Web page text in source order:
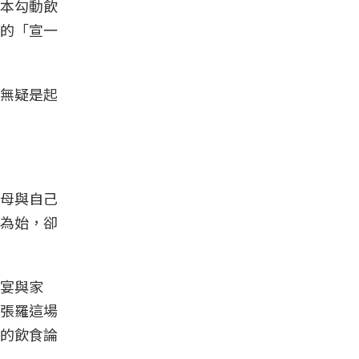
勾動飲
「宣一
疑是起
與自己
始，卻
與家
羅這場
飲食論